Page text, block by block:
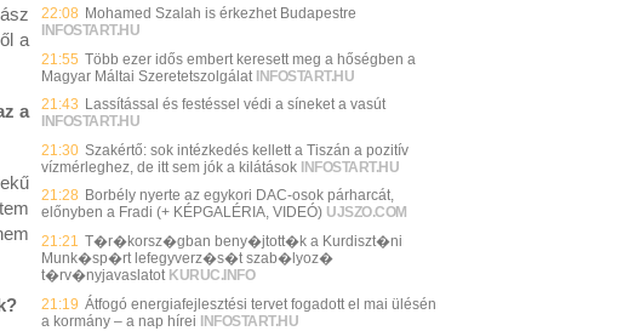
a
a
22:08 Mohamed Szalah is érkezhet Budapestre
INFOSTART.HU
21:55 Több ezer idős embert keresett meg a hőségben a
Magyar Máltai Szeretetszolgálat INFOSTART.HU
21:43 Lassítással és festéssel védi a síneket a vasút
INFOSTART.HU
21:30 Szakértő: sok intézkedés kellett a Tiszán a pozitív
vízmérleghez, de itt sem jók a kilátások INFOSTART.HU
21:28 Borbély nyerte az egykori DAC-osok párharcát,
előnyben a Fradi (+ KÉPGALÉRIA, VIDEÓ) UJSZO.COM
21:21 T�r�korsz�gban beny�jtott�k a Kurdiszt�ni
Munk�sp�rt lefegyverz�s�t szab�lyoz�
t�rv�nyjavaslatot KURUC.INFO
21:19 Átfogó energiafejlesztési tervet fogadott el mai ülésén
a kormány – a nap hírei INFOSTART.HU